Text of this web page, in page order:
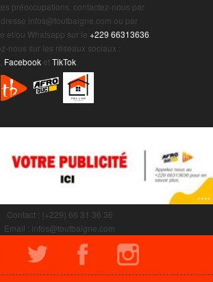
préoccupations, contactez-nous par
infos@toutbaigne.com ou par
et/ou Whatsapp sur le +229 66313636
nous sur les réseaux sociaux :
Facebook etTikTok
Contact : (+229) 66 31 36 36
Email : infos@toutbaigne.com